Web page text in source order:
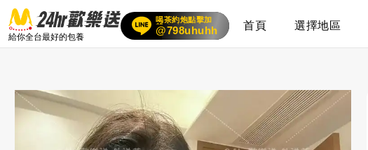
給你全台最好的包養
喝茶約炮點擊加
賴
24小時客服在線
@798uhuhh 首頁 選擇地區